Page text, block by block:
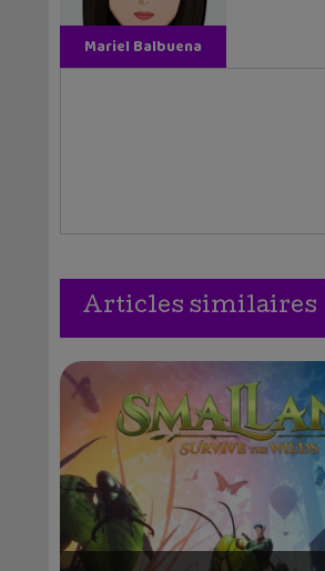
Mariel Balbuena
Articles similaires